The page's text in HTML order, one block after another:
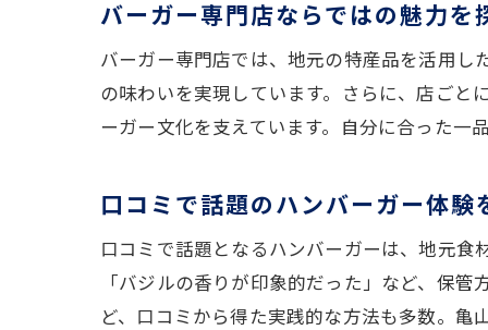
バーガー専門店ならではの魅力を
バーガー専門店では、地元の特産品を活用
の味わいを実現しています。さらに、店ごと
ーガー文化を支えています。自分に合った一
口コミで話題のハンバーガー体験
口コミで話題となるハンバーガーは、地元
「バジルの香りが印象的だった」など、保
ど、口コミから得た実践的な方法も多数。